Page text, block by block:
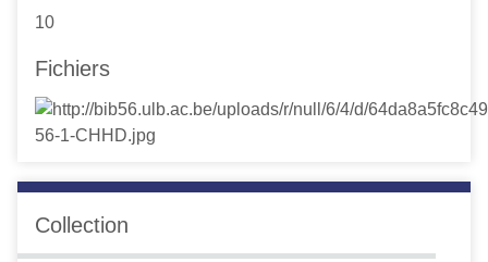
10
Fichiers
Collection